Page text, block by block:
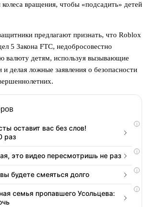
колеса вращения, чтобы «подсадить» детей
предлагают признать, что Roblox
5 Закона FTC, недобросовестно
валюту детям, используя вызывающие
делая ложные заявления о безопасности
i
оставит вас без слов!
раз
i
это видео пересмотришь не раз
i
будете смеяться долго
i
семья пропавшего Усольцева: